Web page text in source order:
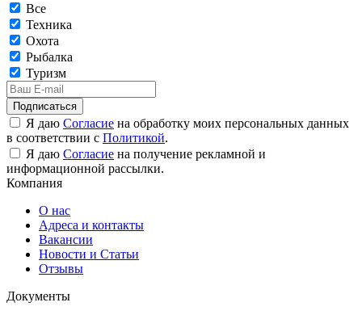
Все
Техника
Охота
Рыбалка
Туризм
Подписаться
Я даю Согласие на обработку моих персональных данных
в соответствии с Политикой.
Я даю Согласие на получение рекламной и
информационной рассылки.
Компания
О нас
Адреса и контакты
Вакансии
Новости и Статьи
Отзывы
Документы